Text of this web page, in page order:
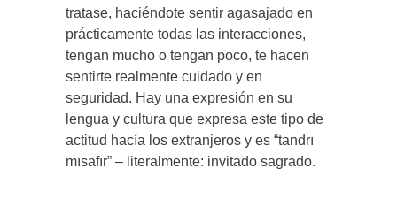
tratase, haciéndote sentir agasajado en
prácticamente todas las interacciones,
tengan mucho o tengan poco, te hacen
sentirte realmente cuidado y en
seguridad. Hay una expresión en su
lengua y cultura que expresa este tipo de
actitud hacía los extranjeros y es “tandrı
mısafır” – literalmente: invitado sagrado.